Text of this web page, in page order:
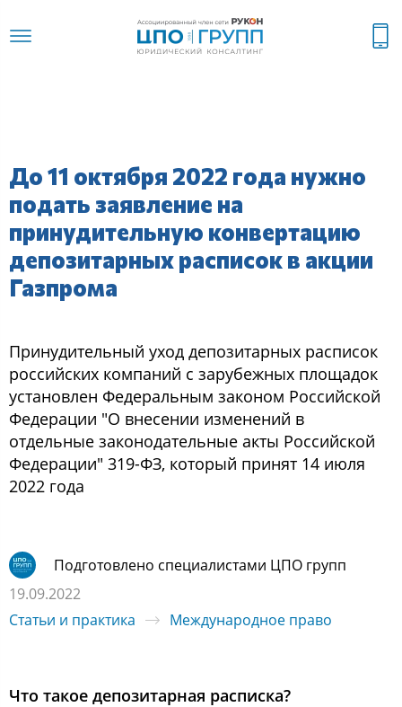
До 11 октября 2022 года нужно
подать заявление на
принудительную конвертацию
депозитарных расписок в акции
Газпрома
Принудительный уход депозитарных расписок
российских компаний с зарубежных площадок
установлен Федеральным законом Российской
Федерации "О внесении изменений в
отдельные законодательные акты Российской
Федерации" 319-ФЗ, который принят 14 июля
2022 года
Подготовлено специалистами ЦПО групп
19.09.2022
Статьи и практика
Международное право
Что такое депозитарная расписка?